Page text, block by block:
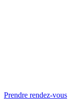
Prendre rendez-vous